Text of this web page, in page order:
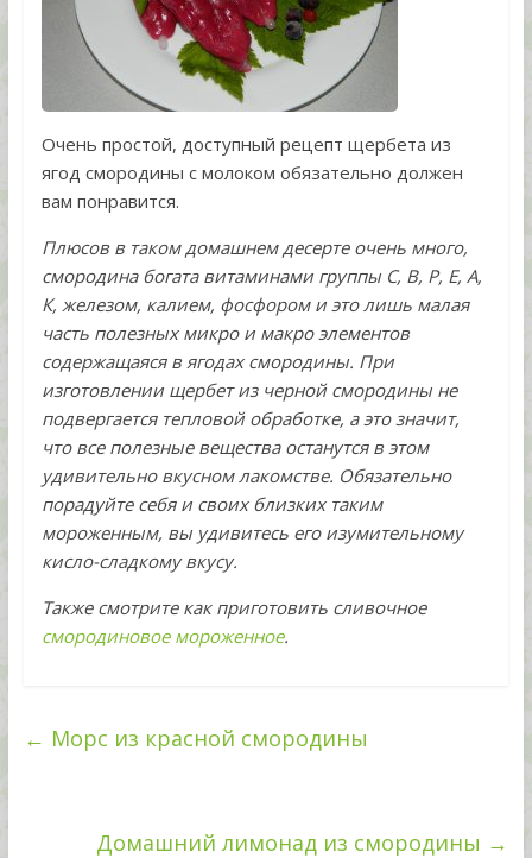
Очень простой, доступный рецепт щербета из
ягод смородины с молоком обязательно должен
вам понравится.
Плюсов в таком домашнем десерте очень много,
смородина богата витаминами группы С, В, Р, Е, А,
К, железом, калием, фосфором и это лишь малая
часть полезных микро и макро элементов
содержащаяся в ягодах смородины. При
изготовлении щербет из черной смородины не
подвергается тепловой обработке, а это значит,
что все полезные вещества останутся в этом
удивительно вкусном лакомстве. Обязательно
порадуйте себя и своих близких таким
мороженным, вы удивитесь его изумительному
кисло-сладкому вкусу.
Также смотрите как приготовить сливочное
смородиновое мороженное.
← Морс из красной смородины
Домашний лимонад из смородины →